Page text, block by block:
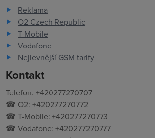
Reklama
O2 Czech Republic
T-Mobile
Vodafone
Nejlevnější GSM tarify
Kontakt
Telefon: +420277270707
☎ O2: +420277270772
☎ T-Mobile: +420277270773
☎ Vodafone: +420277270777